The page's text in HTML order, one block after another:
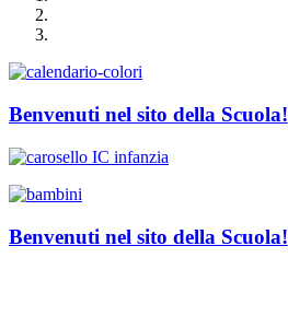
Benvenuti nel sito della Scuola!
Benvenuti nel sito della Scuola!